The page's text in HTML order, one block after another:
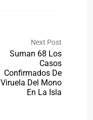
Next Post
Suman 68 Los
Casos
Confirmados De
Viruela Del Mono
En La Isla